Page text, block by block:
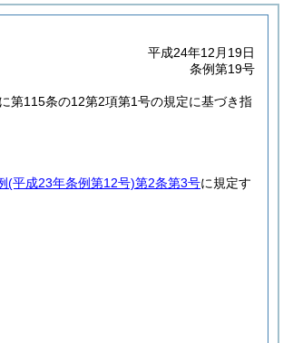
平成24年12月19日
条例第19号
第115条の12第2項第1号の規定に基づき指
(平成23年条例第12号)第2条第3号に規定す